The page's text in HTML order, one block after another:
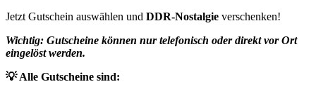
Jetzt Gutschein auswählen und DDR-Nostalgie verschenken!
Wichtig: Gutscheine können nur telefonisch oder direkt vor Ort
eingelöst werden.
💡 Alle Gutscheine sind: